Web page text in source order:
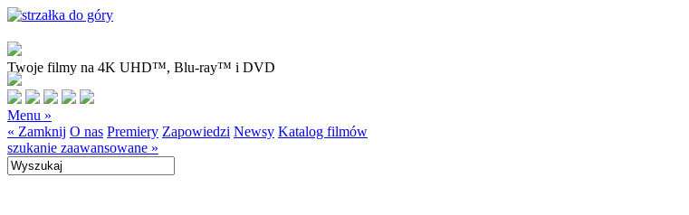
Twoje filmy na 4K UHD™, Blu-ray™ i DVD
Menu »
« Zamknij O nas Premiery Zapowiedzi Newsy Katalog filmów
szukanie zaawansowane »